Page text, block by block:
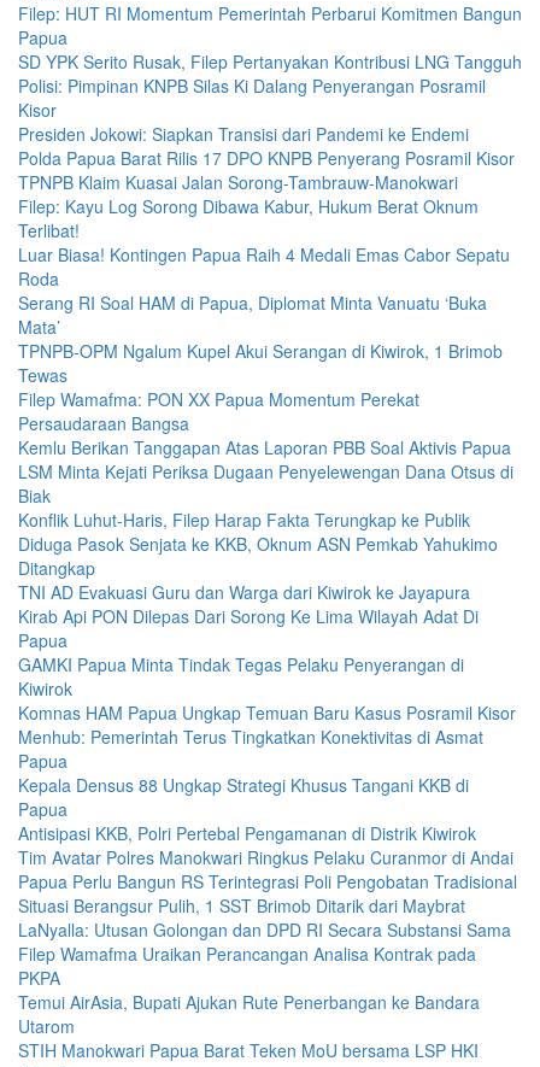
Filep: HUT RI Momentum Pemerintah Perbarui Komitmen Bangun
Papua
SD YPK Serito Rusak, Filep Pertanyakan Kontribusi LNG Tangguh
Polisi: Pimpinan KNPB Silas Ki Dalang Penyerangan Posramil
Kisor
Presiden Jokowi: Siapkan Transisi dari Pandemi ke Endemi
Polda Papua Barat Rilis 17 DPO KNPB Penyerang Posramil Kisor
TPNPB Klaim Kuasai Jalan Sorong-Tambrauw-Manokwari
Filep: Kayu Log Sorong Dibawa Kabur, Hukum Berat Oknum
Terlibat!
Luar Biasa! Kontingen Papua Raih 4 Medali Emas Cabor Sepatu
Roda
Serang RI Soal HAM di Papua, Diplomat Minta Vanuatu ‘Buka
Mata’
TPNPB-OPM Ngalum Kupel Akui Serangan di Kiwirok, 1 Brimob
Tewas
Filep Wamafma: PON XX Papua Momentum Perekat
Persaudaraan Bangsa
Kemlu Berikan Tanggapan Atas Laporan PBB Soal Aktivis Papua
LSM Minta Kejati Periksa Dugaan Penyelewengan Dana Otsus di
Biak
Konflik Luhut-Haris, Filep Harap Fakta Terungkap ke Publik
Diduga Pasok Senjata ke KKB, Oknum ASN Pemkab Yahukimo
Ditangkap
TNI AD Evakuasi Guru dan Warga dari Kiwirok ke Jayapura
Kirab Api PON Dilepas Dari Sorong Ke Lima Wilayah Adat Di
Papua
GAMKI Papua Minta Tindak Tegas Pelaku Penyerangan di
Kiwirok
Komnas HAM Papua Ungkap Temuan Baru Kasus Posramil Kisor
Menhub: Pemerintah Terus Tingkatkan Konektivitas di Asmat
Papua
Kepala Densus 88 Ungkap Strategi Khusus Tangani KKB di
Papua
Antisipasi KKB, Polri Pertebal Pengamanan di Distrik Kiwirok
Tim Avatar Polres Manokwari Ringkus Pelaku Curanmor di Andai
Papua Perlu Bangun RS Terintegrasi Poli Pengobatan Tradisional
Situasi Berangsur Pulih, 1 SST Brimob Ditarik dari Maybrat
LaNyalla: Utusan Golongan dan DPD RI Secara Substansi Sama
Filep Wamafma Uraikan Perancangan Analisa Kontrak pada
PKPA
Temui AirAsia, Bupati Ajukan Rute Penerbangan ke Bandara
Utarom
STIH Manokwari Papua Barat Teken MoU bersama LSP HKI